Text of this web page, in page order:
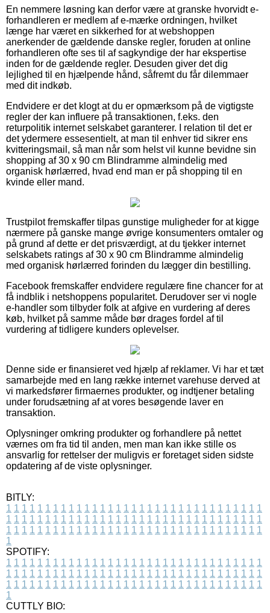
En nemmere løsning kan derfor være at granske hvorvidt e-
forhandleren er medlem af e-mærke ordningen, hvilket
længe har været en sikkerhed for at webshoppen
anerkender de gældende danske regler, foruden at online
forhandleren ofte ses til af sagkyndige der har ekspertise
inden for de gældende regler. Desuden giver det dig
lejlighed til en hjælpende hånd, såfremt du får dilemmaer
med dit indkøb.
Endvidere er det klogt at du er opmærksom på de vigtigste
regler der kan influere på transaktionen, f.eks. den
returpolitik internet selskabet garanterer. I relation til det er
det ydermere essesentielt, at man til enhver tid sikrer ens
kvitteringsmail, så man når som helst vil kunne bevidne sin
shopping af 30 x 90 cm Blindramme almindelig med
organisk hørlærred, hvad end man er på shopping til en
kvinde eller mand.
Trustpilot fremskaffer tilpas gunstige muligheder for at kigge
nærmere på ganske mange øvrige konsumenters omtaler og
på grund af dette er det prisværdigt, at du tjekker internet
selskabets ratings af 30 x 90 cm Blindramme almindelig
med organisk hørlærred forinden du lægger din bestilling.
Facebook fremskaffer endvidere regulære fine chancer for at
få indblik i netshoppens popularitet. Derudover ser vi nogle
e-handler som tilbyder folk at afgive en vurdering af deres
køb, hvilket på samme måde bør drages fordel af til
vurdering af tidligere kunders oplevelser.
Denne side er finansieret ved hjælp af reklamer. Vi har et tæt
samarbejde med en lang række internet varehuse derved at
vi markedsfører firmaernes produkter, og indtjener betaling
under forudsætning af at vores besøgende laver en
transaktion.
Oplysninger omkring produkter og forhandlere på nettet
værnes om fra tid til anden, men man kan ikke stille os
ansvarlig for rettelser der muligvis er foretaget siden sidste
opdatering af de viste oplysninger.
BITLY:
1 1 1 1 1 1 1 1 1 1 1 1 1 1 1 1 1 1 1 1 1 1 1 1 1 1 1 1 1 1 1 1 1
1 1 1 1 1 1 1 1 1 1 1 1 1 1 1 1 1 1 1 1 1 1 1 1 1 1 1 1 1 1 1 1 1
1 1 1 1 1 1 1 1 1 1 1 1 1 1 1 1 1 1 1 1 1 1 1 1 1 1 1 1 1 1 1 1 1
1
SPOTIFY:
1 1 1 1 1 1 1 1 1 1 1 1 1 1 1 1 1 1 1 1 1 1 1 1 1 1 1 1 1 1 1 1 1
1 1 1 1 1 1 1 1 1 1 1 1 1 1 1 1 1 1 1 1 1 1 1 1 1 1 1 1 1 1 1 1 1
1 1 1 1 1 1 1 1 1 1 1 1 1 1 1 1 1 1 1 1 1 1 1 1 1 1 1 1 1 1 1 1 1
1
CUTTLY BIO: